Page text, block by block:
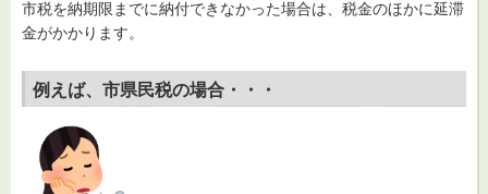
市税を納期限までに納付できなかった場合は、税金のほかに延滞
金がかかります。
例えば、市県民税の場合・・・